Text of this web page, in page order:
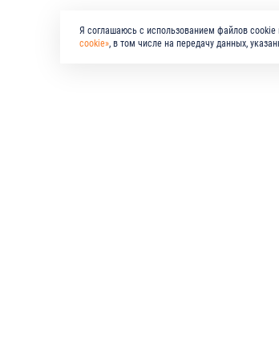
Я соглашаюсь с использованием файлов cookie
cookie», в том числе на передачу данных,